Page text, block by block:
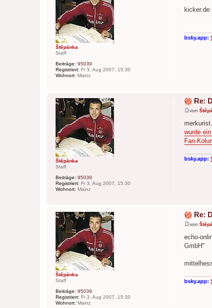
Štěpánka
Staff
Beiträge: 95039
Registriert: Fr 3. Aug 2007, 15:30
Wohnort: Mainz
i
g
kicker.de:
bsky.app:
Štěpánka
Staff
Beiträge: 95039
Registriert: Fr 3. Aug 2007, 15:30
Wohnort: Mainz
Re:
i
t
a
von
wurde
Fan-
bsky.app:
Štěpánka
Staff
Beiträge: 95039
Registriert: Fr 3. Aug 2007, 15:30
Wohnort: Mainz
Re:
e
i
t
g
von
echo-
GmbH"
bsky.app: